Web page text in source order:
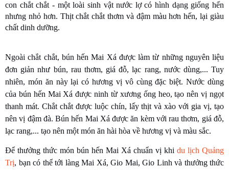
con chắt chắt - một loài sinh vật nước lợ có hình dạng giống hến
nhưng nhỏ hơn. Thịt chắt chắt thơm và đậm màu hơn hến, lại giàu
chất dinh dưỡng.
Ngoài chắt chắt, bún hến Mai Xá được làm từ những nguyên liệu
đơn giản như bún, rau thơm, giá đỗ, lạc rang, nước dùng,... Tuy
nhiên, món ăn này lại có hương vị vô cùng đặc biệt. Nước dùng
của bún hến Mai Xá được ninh từ xương ống heo, tạo nên vị ngọt
thanh mát. Chắt chắt được luộc chín, lấy thịt và xào với gia vị, tạo
nên vị đậm đà. Bún hến Mai Xá được ăn kèm với rau thơm, giá đỗ,
lạc rang,... tạo nên một món ăn hài hòa về hương vị và màu sắc.
Để thưởng thức món bún hến Mai Xá chuẩn vị khi du lịch Quảng
Trị, bạn có thể tới làng Mai Xá, Gio Mai, Gio Linh và thưởng thức